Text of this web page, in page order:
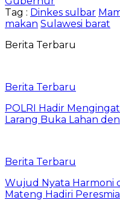
Tag : Dinkes sulbar
makan Sulawesi barat
Berita Terbaru
Berita Terbaru
POLRI Hadir
Larang Buka Lahan
Berita Terbaru
Wujud Nyata Harmoni
Mateng Hadiri